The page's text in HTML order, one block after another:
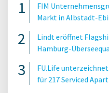
FIM
Markt in Albstadt-
Lindt eröffnet
Hamburg-
FU.Life
für 217 Serviced